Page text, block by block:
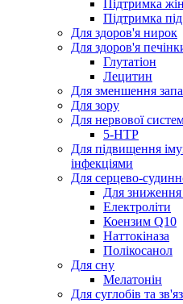
Підтримка
Підтримка
Для здоров'я нирок
Для здоров'я
Глутатіон
Лецитин
Для зменшення
Для зору
Для нервової
5-HTP
Для підвищення
інфекціями
Для серцево-
Для зниження
Електроліти
Коензим Q10
Наттокіназа
Полікосанол
Для сну
Мелатонін
Для суглобів та